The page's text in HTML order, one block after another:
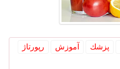
پزشك آموزش
رپورتاژ